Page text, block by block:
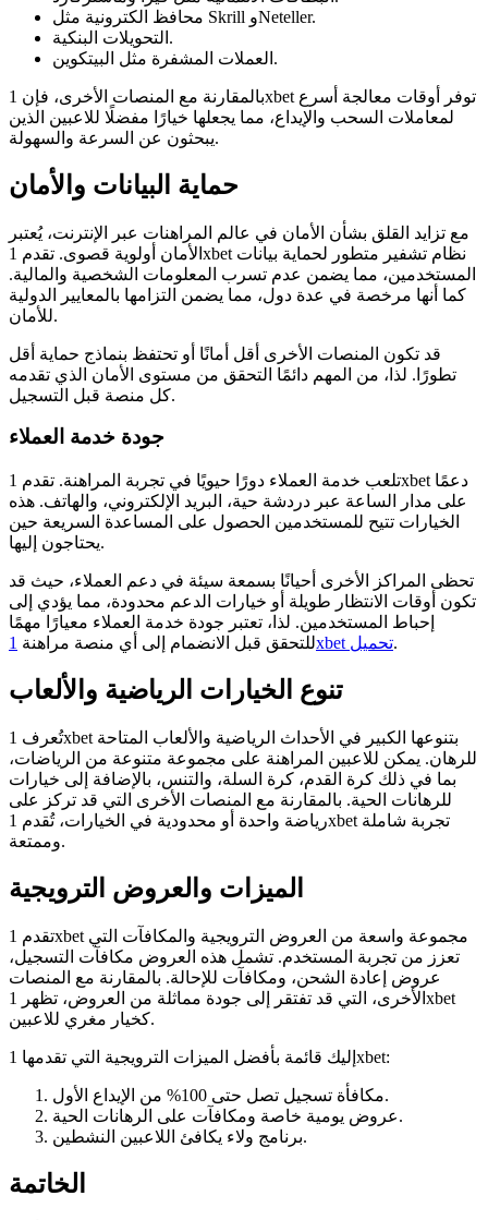
محافظ الكترونية مثل Skrill وNeteller.
التحويلات البنكية.
العملات المشفرة مثل البيتكوين.
بالمقارنة مع المنصات الأخرى، فإن 1xbet توفر أوقات معالجة أسرع
لمعاملات السحب والإيداع، مما يجعلها خيارًا مفضلًا للاعبين الذين
يبحثون عن السرعة والسهولة.
حماية البيانات والأمان
مع تزايد القلق بشأن الأمان في عالم المراهنات عبر الإنترنت، يُعتبر
الأمان أولوية قصوى. تقدم 1xbet نظام تشفير متطور لحماية بيانات
المستخدمين، مما يضمن عدم تسرب المعلومات الشخصية والمالية.
كما أنها مرخصة في عدة دول، مما يضمن التزامها بالمعايير الدولية
للأمان.
قد تكون المنصات الأخرى أقل أمانًا أو تحتفظ بنماذج حماية أقل
تطورًا. لذا، من المهم دائمًا التحقق من مستوى الأمان الذي تقدمه
كل منصة قبل التسجيل.
جودة خدمة العملاء
تلعب خدمة العملاء دورًا حيويًا في تجربة المراهنة. تقدم 1xbet دعمًا
على مدار الساعة عبر دردشة حية، البريد الإلكتروني، والهاتف. هذه
الخيارات تتيح للمستخدمين الحصول على المساعدة السريعة حين
يحتاجون إليها.
تحظى المراكز الأخرى أحيانًا بسمعة سيئة في دعم العملاء، حيث قد
تكون أوقات الانتظار طويلة أو خيارات الدعم محدودة، مما يؤدي إلى
إحباط المستخدمين. لذا، تعتبر جودة خدمة العملاء معيارًا مهمًا
للتحقق قبل الانضمام إلى أي منصة مراهنة
1xbet تحميل.
تنوع الخيارات الرياضية والألعاب
تُعرف 1xbet بتنوعها الكبير في الأحداث الرياضية والألعاب المتاحة
للرهان. يمكن للاعبين المراهنة على مجموعة متنوعة من الرياضات،
بما في ذلك كرة القدم، كرة السلة، والتنس، بالإضافة إلى خيارات
للرهانات الحية. بالمقارنة مع المنصات الأخرى التي قد تركز على
رياضة واحدة أو محدودية في الخيارات، تُقدم 1xbet تجربة شاملة
وممتعة.
الميزات والعروض الترويجية
تقدم 1xbet مجموعة واسعة من العروض الترويجية والمكافآت التي
تعزز من تجربة المستخدم. تشمل هذه العروض مكافآت التسجيل،
عروض إعادة الشحن، ومكافآت للإحالة. بالمقارنة مع المنصات
الأخرى، التي قد تفتقر إلى جودة مماثلة من العروض، تظهر 1xbet
كخيار مغري للاعبين.
إليك قائمة بأفضل الميزات الترويجية التي تقدمها 1xbet:
مكافأة تسجيل تصل حتى 100% من الإيداع الأول.
عروض يومية خاصة ومكافآت على الرهانات الحية.
برنامج ولاء يكافئ اللاعبين النشطين.
الخاتمة